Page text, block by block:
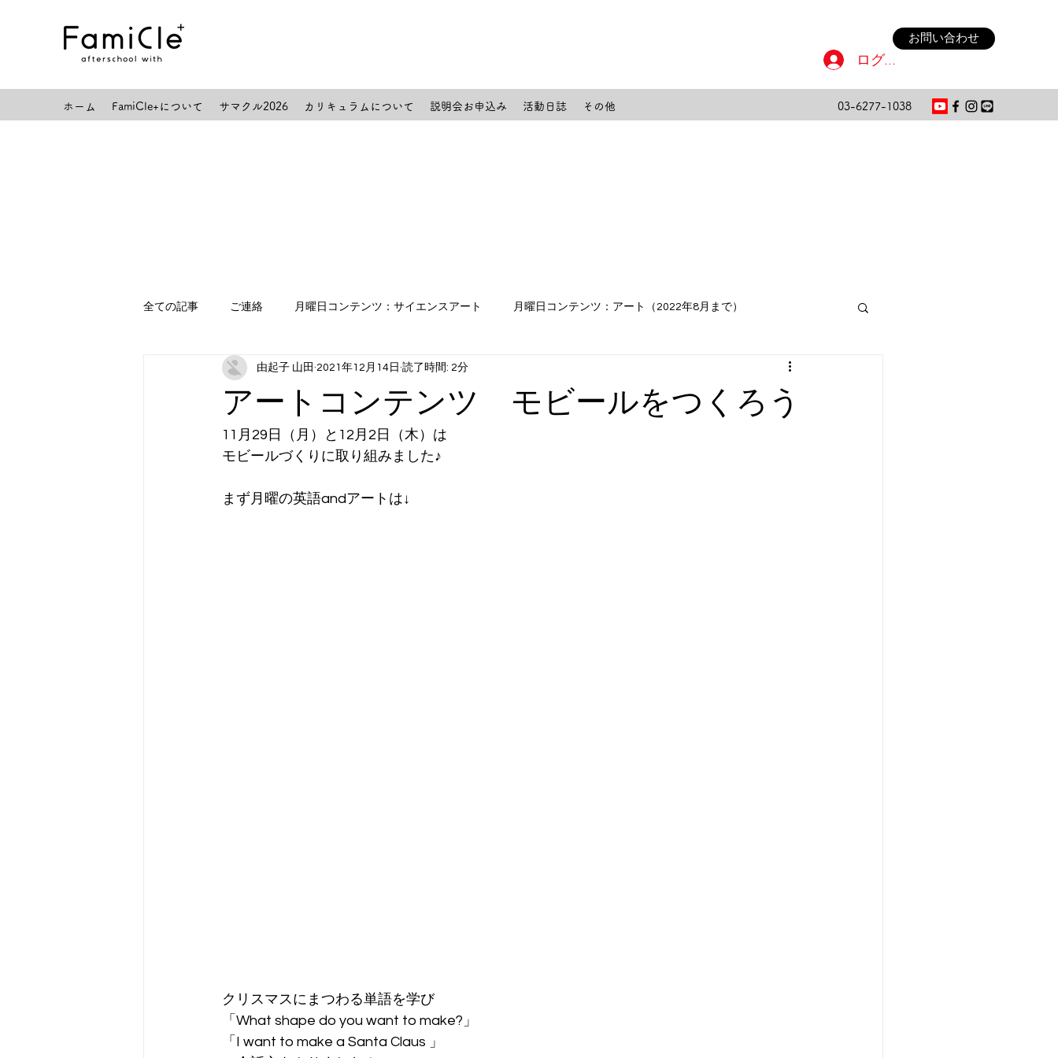
お問い合わせ
ホーム FamiCle+について サマクル2026 カリキュラムについて 説明会お申込み 活動日誌 その他 03-6277-1038
ログイン
全ての記事 ご連絡 月曜日コンテンツ：サイエンスアート 月曜日コンテンツ：アート（2022年8月まで）
月曜日コンテンツ：スポーツ（2021月6月末まで） 火曜日コンテンツ：英語① 水曜日コンテンツ：プログラミング etc
木曜日コンテンツ：アート 金曜日コンテンツ：英語②
アートコンテンツ モビールをつくろう
由起子 山田 2021年12月14日 読了時間: 2分
11月29日（月）と12月2日（木）は
モビールづくりに取り組みました♪
まず月曜の英語andアートは↓
クリスマスにまつわる単語を学び
「What shape do you want to make?」
「I want to make a Santa Claus 」